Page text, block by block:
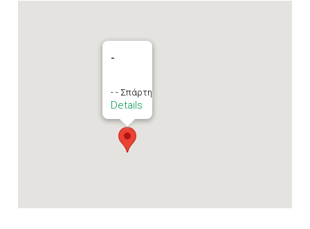
-
- - Σπάρτη
Details